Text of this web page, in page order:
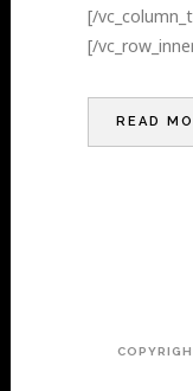
[/
[/
READ